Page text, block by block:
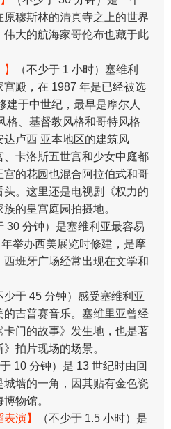
穆斯林的清真寺之上的世界
大的航海家哥伦布也藏于此
（不少于 1 小时）塞维利
殿，在 1987 年是已经被选
建于中世纪，最早是摩尔人
格、基督教风格和哥特风格
卢西 亚本地区的建筑风
卡洛斯五世宫和少女中庭都
的花园也混合阿拉伯式和哥
。这里还是电视剧《权力的
的皇宫庭园拍摄地。
30 分钟）是塞维利亚最容易
举办西美展览时修建，是摩
班牙广场经常出现在文学和
少于 45 分钟）感受塞维利亚
吉普赛音乐。塞维里亚曾经
门的故事》发生地，也是著
拍片现场的场景。
于 10 分钟）是 13 世纪时由回
墙的一角，因其贴有金色瓷
物馆。
演】
（不少于 1.5 小时）是